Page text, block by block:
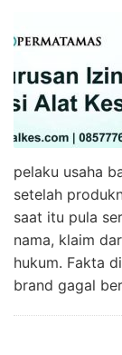
pelaku usaha
setelah
saat itu pula
nama, klaim
hukum. Fakta
brand gagal